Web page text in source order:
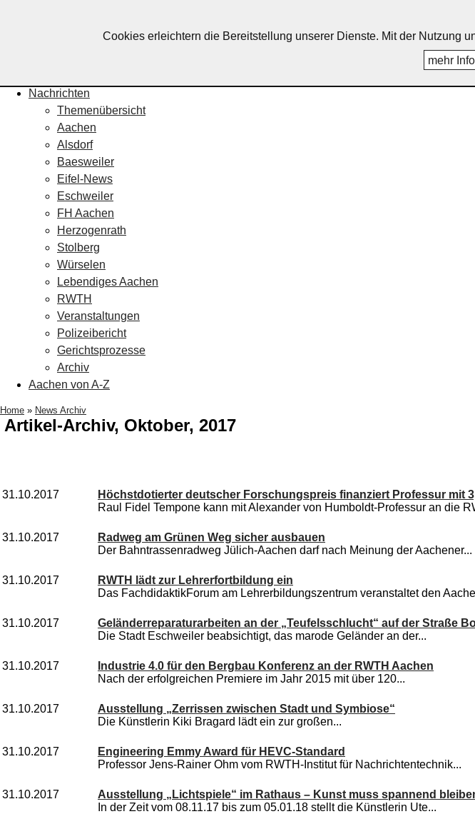
Nachrichten
Themenübersicht
Aachen
Alsdorf
Baesweiler
Eifel-News
Eschweiler
FH Aachen
Herzogenrath
Stolberg
Würselen
Lebendiges Aachen
RWTH
Veranstaltungen
Polizeibericht
Gerichtsprozesse
Archiv
Aachen von A-Z
Home » News Archiv
Artikel-Archiv, Oktober, 2017
31.10.2017
Höchstdotierter deutscher Forschungspreis finanziert Professur mit
Raul Fidel Tempone kann mit Alexander von Humboldt-Professur an die
31.10.2017
Radweg am Grünen Weg sicher ausbauen
Der Bahntrassenradweg Jülich-Aachen darf nach Meinung der Aachener...
31.10.2017
RWTH lädt zur Lehrerfortbildung ein
Das FachdidaktikForum am Lehrerbildungszentrum veranstaltet den
31.10.2017
Geländerreparaturarbeiten an der „Teufelsschlucht“ auf der Straße
Die Stadt Eschweiler beabsichtigt, das marode Geländer an der...
31.10.2017
Industrie 4.0 für den Bergbau Konferenz an der RWTH Aachen
Nach der erfolgreichen Premiere im Jahr 2015 mit über 120...
31.10.2017
Ausstellung „Zerrissen zwischen Stadt und Symbiose“
Die Künstlerin Kiki Bragard lädt ein zur großen...
31.10.2017
Engineering Emmy Award für HEVC-Standard
Professor Jens-Rainer Ohm vom RWTH-Institut für Nachrichtentechnik...
31.10.2017
Ausstellung „Lichtspiele“ im Rathaus – Kunst muss spannend
In der Zeit vom 08.11.17 bis zum 05.01.18 stellt die Künstlerin Ute...
Cookies erleichtern die Bereitstellung unserer Dienste. Mit der Nutzung
mehr